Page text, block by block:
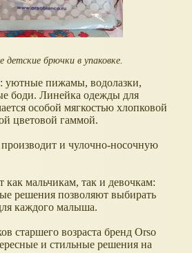
детские брючки в упаковке.
уютные пижамы, водолазки,
боди. Линейка одежды для
особой мягкостью хлопковой
цветовой гаммой.
и чулочно-носочную
как мальчикам, так и девочкам:
решения позволяют выбирать
каждого малыша.
старшего возраста бренд Orso
и стильные решения на